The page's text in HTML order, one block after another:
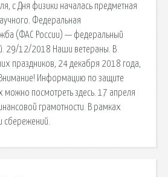
с Дня физики началась предметная
Федеральная
(ФАС России) — федеральный
29/12/2018 Наши ветераны. В
праздников, 24 декабря 2018 года,
Внимание! Информацию по защите
можно посмотреть здесь. 17 апреля
грамотности. В рамках
сбережений.